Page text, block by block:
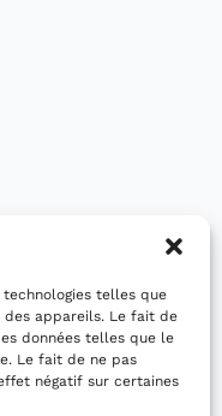
telles que
appareils. Le fait de
données telles que le
Le fait de ne pas
négatif sur certaines